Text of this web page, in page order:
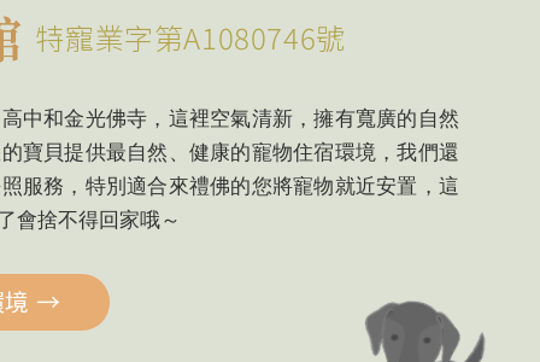
特寵業字第A1080746號
中和金光佛寺，這裡空氣清新，擁有寬廣的自然
寶貝提供最自然、健康的寵物住宿環境，我們還
服務，特別適合來禮佛的您將寵物就近安置，這
會捨不得回家哦～
→